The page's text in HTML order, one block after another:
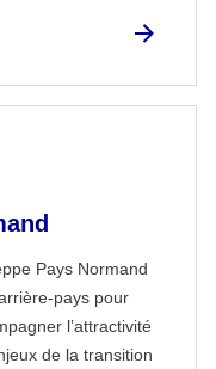
Pays Normand
pays pour
l’attractivité
de la transition